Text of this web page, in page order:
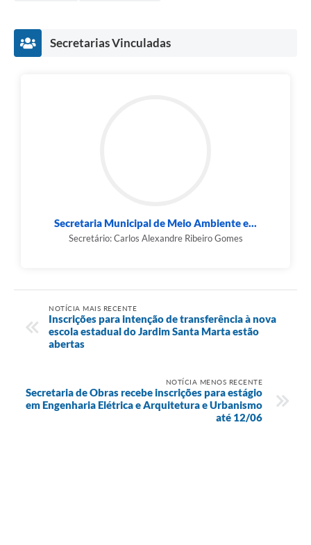
Secretarias Vinculadas
Secretaria Municipal de Meio Ambiente e...
Secretário: Carlos Alexandre Ribeiro Gomes
NOTÍCIA MAIS RECENTE
Inscrições para intenção de transferência à nova
escola estadual do Jardim Santa Marta estão
abertas
NOTÍCIA MENOS RECENTE
Secretaria de Obras recebe inscrições para estágio
em Engenharia Elétrica e Arquitetura e Urbanismo
até 12/06